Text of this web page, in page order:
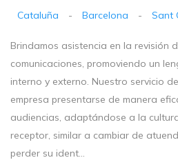
Cataluña - Barcelona - Sant
Brindamos asistencia en la revisión
comunicaciones, promoviendo un
interno y externo. Nuestro servicio
empresa presentarse de manera
audiencias, adaptándose a la
receptor, similar a cambiar de
perder su ident...